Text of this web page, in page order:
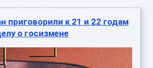
приговорили к 21 и 22 годам
о госизмене